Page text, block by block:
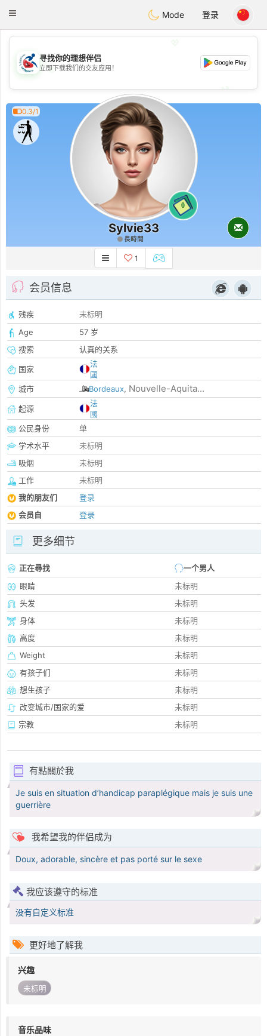
Handi Space
Toggle
Mode 登录
💖
💕
💕
寻找你的理想伴侣
立即下载我们的交友应用！
0.3/1
0
Sylvie33
長時間
1
会员信息
残疾
未标明
Age
57 岁
搜索
认真的关系
国家
法
國
城市
Bordeaux, Nouvelle-Aquita...
起源
法
國
公民身份
单
学术水平
未标明
吸烟
未标明
工作
未标明
我的朋友们
登录
会员自
登录
更多细节
正在尋找
一个男人
眼睛
未标明
头发
未标明
身体
未标明
高度
未标明
Weight
未标明
有孩子们
未标明
想生孩子
未标明
改变城市/国家的爱
未标明
宗教
未标明
有點關於我
Je suis en situation d’handicap paraplégique mais je suis une
guerrière
我希望我的伴侣成为
Doux, adorable, sincère et pas porté sur le sexe
我应该遵守的标准
没有自定义标准
更好地了解我
兴趣
未标明
音乐品味